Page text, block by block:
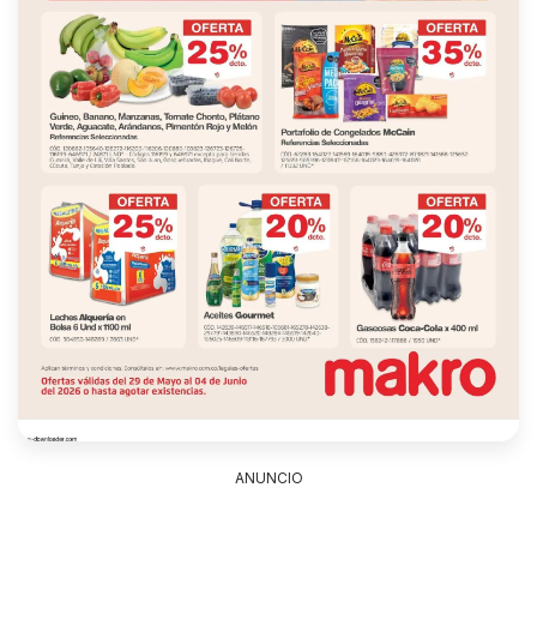
ANUNCIO